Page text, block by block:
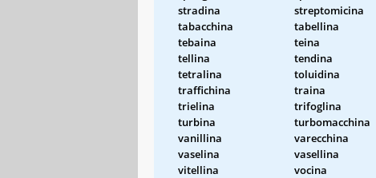
stradina
streptomicina
tabacchina
tabellina
tebaina
teina
tellina
tendina
tetralina
toluidina
traffichina
traina
trielina
trifoglina
turbina
turbomacchina
vanillina
varecchina
vaselina
vasellina
vitellina
vocina